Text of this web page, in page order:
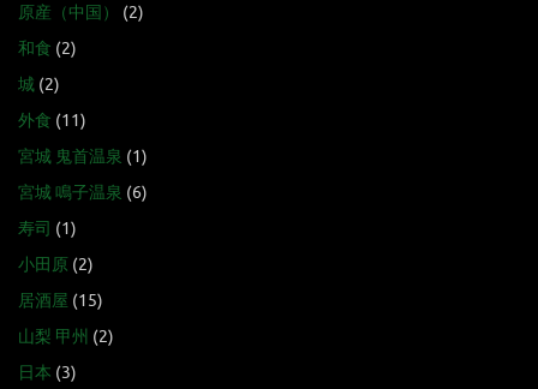
原産（中国）
(2)
和食 (2)
城 (2)
外食 (11)
宮城 鬼首温泉 (1)
宮城 鳴子温泉 (6)
寿司 (1)
小田原 (2)
居酒屋 (15)
山梨 甲州 (2)
日本 (3)